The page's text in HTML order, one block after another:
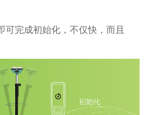
可完成初始化，不仅快，而且